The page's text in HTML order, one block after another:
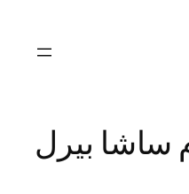
ساشا بيرل